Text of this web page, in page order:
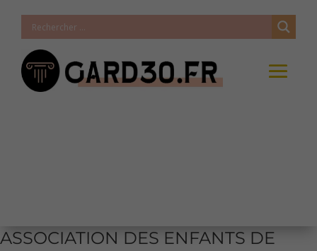
ASSOCIATION DES ENFANTS DE